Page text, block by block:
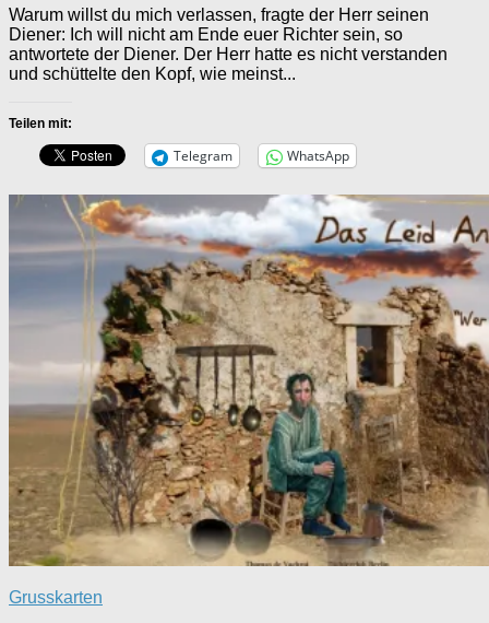
Warum willst du mich verlassen, fragte der Herr seinen
Diener: Ich will nicht am Ende euer Richter sein, so
antwortete der Diener. Der Herr hatte es nicht verstanden
und schüttelte den Kopf, wie meinst...
Teilen mit:
Telegram WhatsApp
Grusskarten